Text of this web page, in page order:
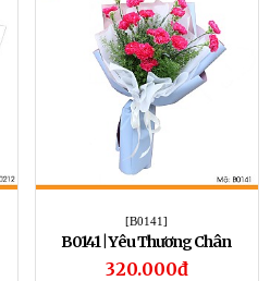
[B0141]
B0141 | Yêu Thương Chân
Thành
320.000đ